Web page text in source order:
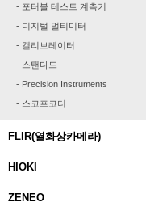
- 포터블 테스트 계측기
- 디지털 멀티미터
- 캘리브레이터
- 스탠다드
- Precision Instruments
- 스코프코더
FLIR(열화상카메라)
HIOKI
ZENEO